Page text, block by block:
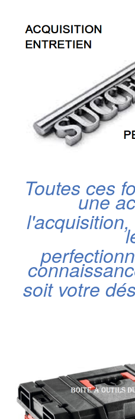
Toutes ces
une
soit votre